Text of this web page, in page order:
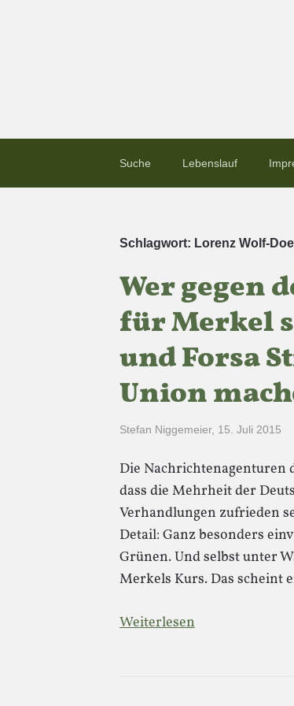
Suche Lebenslauf
Schlagwort: Lorenz Wolf-
Wer gegen
für Merkel
und Forsa
Union
Stefan Niggemeier, 15. Juli 2015
Die Nachrichtenagenturen
dass die Mehrheit der
Verhandlungen zufrieden
Detail: Ganz besonders
Grünen. Und selbst unter
Merkels Kurs. Das scheint
Weiterlesen